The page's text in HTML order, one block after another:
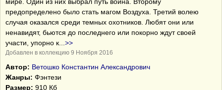
предопределено было стать магом Воздуха. Третий волею
случая оказался среди темных охотников. Любят они или
ненавидят, бьются до последнего или покорно ждут своей
участи, упорно к
>>
Добавлен в коллекцию 9 Ноября 2016
Автор: Ветошко Константин Александрович
Жанры: Фэнтези
Размер: 910 Кб